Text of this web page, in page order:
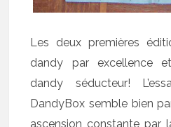
Les deux premières
dandy par excellence
dandy séducteur!
DandyBox semble bien
ascension constante par